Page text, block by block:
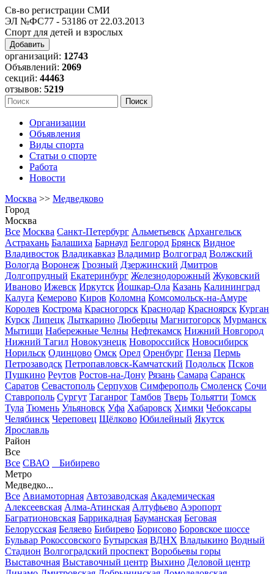
Св-во регистрации СМИ
ЭЛ №ФС77 - 53186 от 22.03.2013
Спорт для детей и взрослых
Добавить
организаций: 12743
Объявлений: 2069
секций: 44463
отзывов: 5219
Организации
Объявления
Виды спорта
Статьи о спорте
Работа
Новости
Москва >> Медведково
Город
Москва
Все Москва Санкт-Петербург Альметьевск Архангельск
Астрахань Балашиха Барнаул Белгород Брянск Видное
Владивосток Владикавказ Владимир Волгоград Волжский
Вологда Воронеж Грозный Дзержинский Дмитров
Долгопрудный Екатеринбург Железнодорожный Жуковский
Иваново Ижевск Иркутск Йошкар-Ола Казань Калининград
Калуга Кемерово Киров Коломна Комсомольск-на-Амуре
Королев Кострома Красногорск Краснодар Красноярск Курган
Курск Липецк Лыткарино Люберцы Магнитогорск Мурманск
Мытищи Набережные Челны Нефтекамск Нижний Новгород
Нижний Тагил Новокузнецк Новороссийск Новосибирск
Норильск Одинцово Омск Орел Оренбург Пенза Пермь
Петрозаводск Петропавловск-Камчатский Подольск Псков
Пушкино Реутов Ростов-на-Дону Рязань Самара Саранск
Саратов Севастополь Серпухов Симферополь Смоленск Сочи
Ставрополь Сургут Таганрог Тамбов Тверь Тольятти Томск
Тула Тюмень Ульяновск Уфа Хабаровск Химки Чебоксары
Челябинск Череповец Щёлково Юбилейный Якутск
Ярославль
Район
Все
Все СВАО
Бибирево
Метро
Медведко...
Все Авиамоторная Автозаводская Академическая
Алексеевская Алма-Атинская Алтуфьево Аэропорт
Багратионовская Баррикадная Бауманская Беговая
Белорусская Беляево Бибирево Борисово Боровское шоссе
Бульвар Рокоссовского Бутырская ВДНХ Владыкино Водный
Стадион Волгоградский проспект Воробьевы горы
Выставочная Выставочный центр Выхино Деловой центр